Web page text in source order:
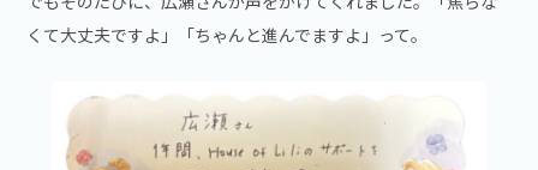
くて大丈夫ですよ」「ちゃんと進んでますよ」って。